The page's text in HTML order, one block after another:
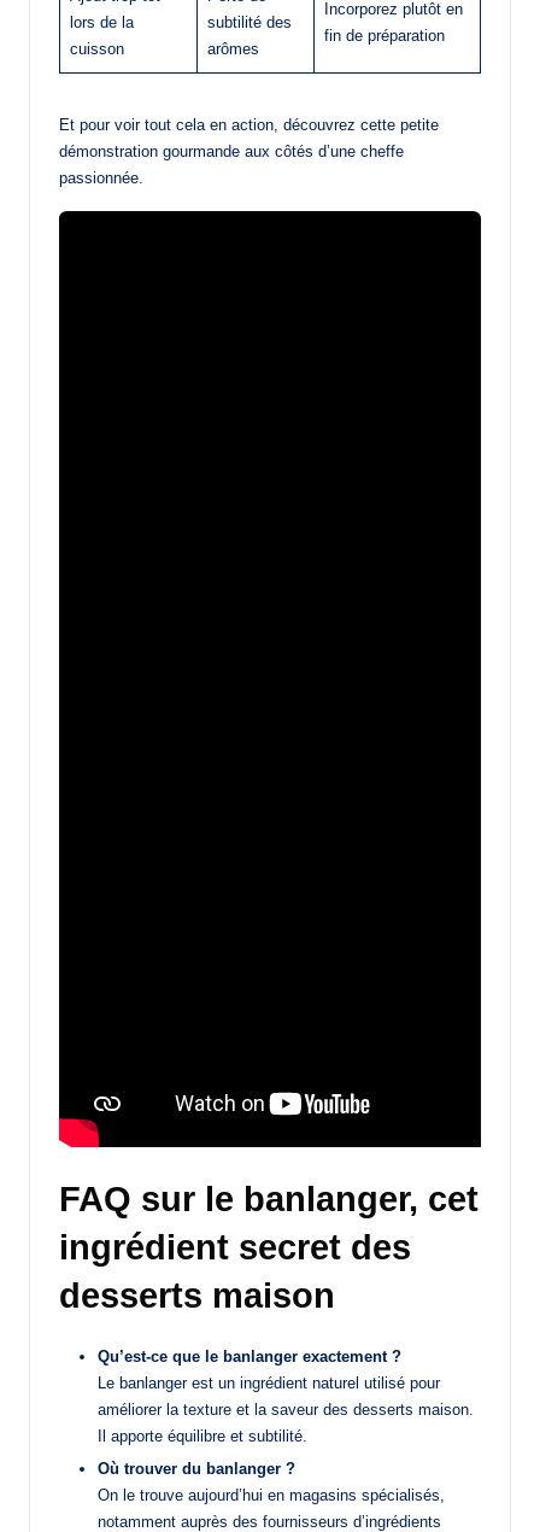
lors de la
cuisson
subtilité des
arômes
Incorporez plutôt en
fin de préparation
Et pour voir tout cela en action, découvrez cette petite
démonstration gourmande aux côtés d’une cheffe
passionnée.
FAQ sur le banlanger, cet
ingrédient secret des
desserts maison
Qu’est-ce que le banlanger exactement ?
Le banlanger est un ingrédient naturel utilisé pour
améliorer la texture et la saveur des desserts maison.
Il apporte équilibre et subtilité.
Où trouver du banlanger ?
On le trouve aujourd’hui en magasins spécialisés,
notamment auprès des fournisseurs d’ingrédients